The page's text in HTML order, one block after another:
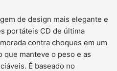
de design mais elegante e
portáteis CD de última
contra choques em um
manteve o peso e as
É baseado no